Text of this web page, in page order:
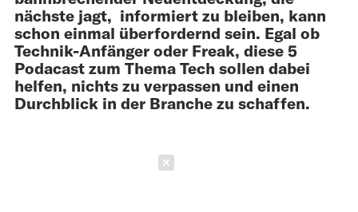
nächste jagt, informiert zu bleiben, kann
schon einmal überfordernd sein. Egal ob
Technik-Anfänger oder Freak, diese 5
Podacast zum Thema Tech sollen dabei
helfen, nichts zu verpassen und einen
Durchblick in der Branche zu schaffen.